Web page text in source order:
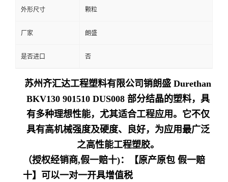
言
外形尺寸 颗粒
厂家 朗盛
是否进口 否
苏州齐汇达工程塑料有限公司销朗盛 Durethan
BKV130 901510 DUS008 部分结晶的塑料，具
有多种理想性能，尤其适合工程应用。它不仅
具有高机械强度及硬度、良好，为应用最广泛
之高性能工程塑胶。
（授权经销商,假一赔十)：【原产原包 假一赔
十】可以一对一开具增值税